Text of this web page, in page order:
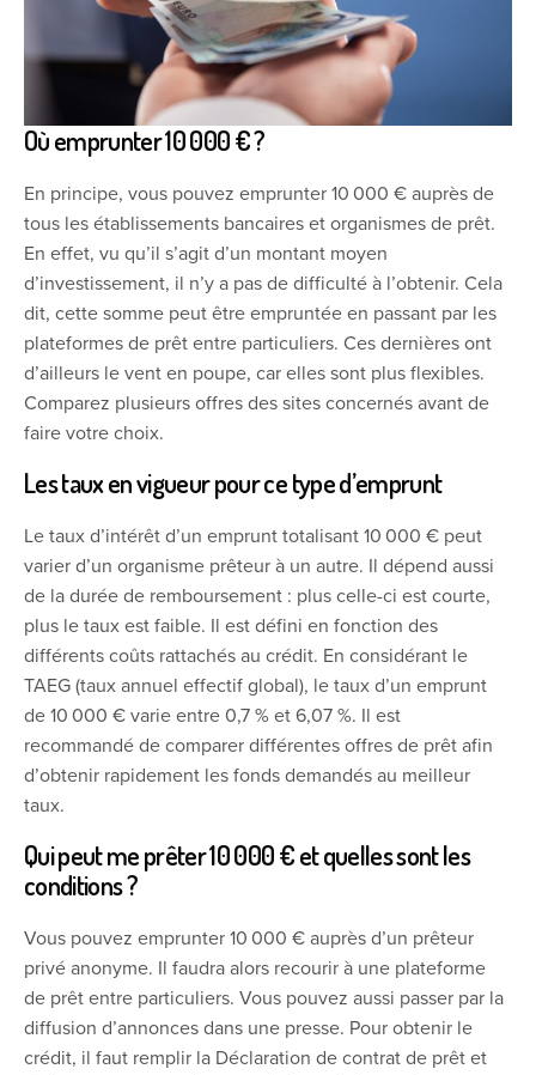
Où emprunter 10 000 € ?
En principe, vous pouvez emprunter 10 000 € auprès de
tous les établissements bancaires et organismes de prêt.
En effet, vu qu’il s’agit d’un montant moyen
d’investissement, il n’y a pas de difficulté à l’obtenir. Cela
dit, cette somme peut être empruntée en passant par les
plateformes de prêt entre particuliers. Ces dernières ont
d’ailleurs le vent en poupe, car elles sont plus flexibles.
Comparez plusieurs offres des sites concernés avant de
faire votre choix.
Les taux en vigueur pour ce type d’emprunt
Le taux d’intérêt d’un emprunt totalisant 10 000 € peut
varier d’un organisme prêteur à un autre. Il dépend aussi
de la durée de remboursement : plus celle-ci est courte,
plus le taux est faible. Il est défini en fonction des
différents coûts rattachés au crédit. En considérant le
TAEG (taux annuel effectif global), le taux d’un emprunt
de 10 000 € varie entre 0,7 % et 6,07 %. Il est
recommandé de comparer différentes offres de prêt afin
d’obtenir rapidement les fonds demandés au meilleur
taux.
Qui peut me prêter 10 000 € et quelles sont les
conditions ?
Vous pouvez emprunter 10 000 € auprès d’un prêteur
privé anonyme. Il faudra alors recourir à une plateforme
de prêt entre particuliers. Vous pouvez aussi passer par la
diffusion d’annonces dans une presse. Pour obtenir le
crédit, il faut remplir la Déclaration de contrat de prêt et